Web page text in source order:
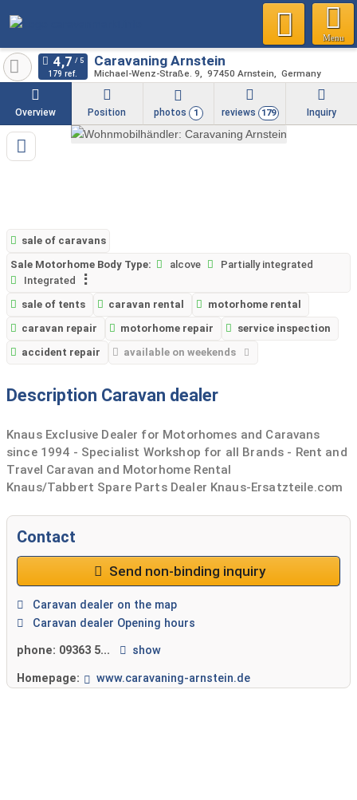
Menu
Caravaning Arnstein
Michael-Wenz-Straße. 9 97450 Arnstein Germany
179 ref.
Overview Position photos 1 reviews 179 Inquiry
sale of caravans
Sale Motorhome Body Type:
alcove
Partially integrated
Integrated
sale of tents
caravan rental
motorhome rental
caravan repair
motorhome repair
service inspection
accident repair
available on weekends
Description Caravan dealer
Knaus Exclusive Dealer for Motorhomes and Caravans
since 1994 - Specialist Workshop for all Brands - Rent and
Travel Caravan and Motorhome Rental
Knaus/Tabbert Spare Parts Dealer Knaus-Ersatzteile.com
Contact
Send non-binding inquiry
Caravan dealer on the map
Caravan dealer Opening hours
phone: 09363 5... show
Homepage: www.caravaning-arnstein.de